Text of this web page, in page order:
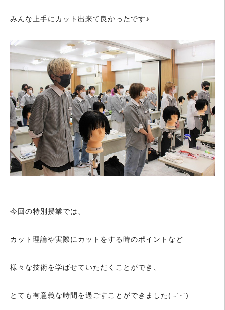
みんな上手にカット出来て良かったです♪
今回の特別授業では、
カット理論や実際にカットをする時のポイントなど
様々な技術を学ばせていただくことができ、
とても有意義な時間を過ごすことができました( ˶ˊᵕˋ)